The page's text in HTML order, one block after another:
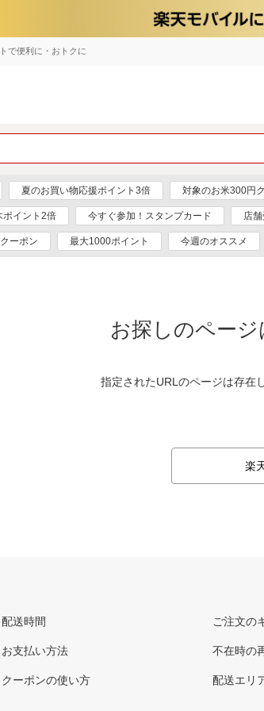
で便利に・おトクに
夏のお買い物応援ポイント3倍 対象のお米300円
ポイント2倍 今すぐ参加！スタンプカード 店
ーポン 最大1000ポイント 今週のオススメ
お探しのページ
指定されたURLのページは存在
楽
配送時間
お支払い方法
クーポンの使い方
ご注文の
不在時の
配送エリ